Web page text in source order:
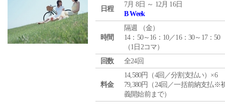
日程
7月 8日 ～ 12月 16日
B Week
時間
隔週 （金）
14：50～16：10／16：30～17：50
（1日2コマ）
回数
全24回
料金
14,580円（4回／分割支払い）×6
79,380円（24回／一括前納支払※
義開始前まで）